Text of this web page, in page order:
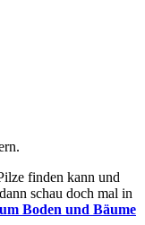
finden kann und
schau doch mal in
Boden und Bäume